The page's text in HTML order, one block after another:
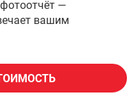
—
вашим